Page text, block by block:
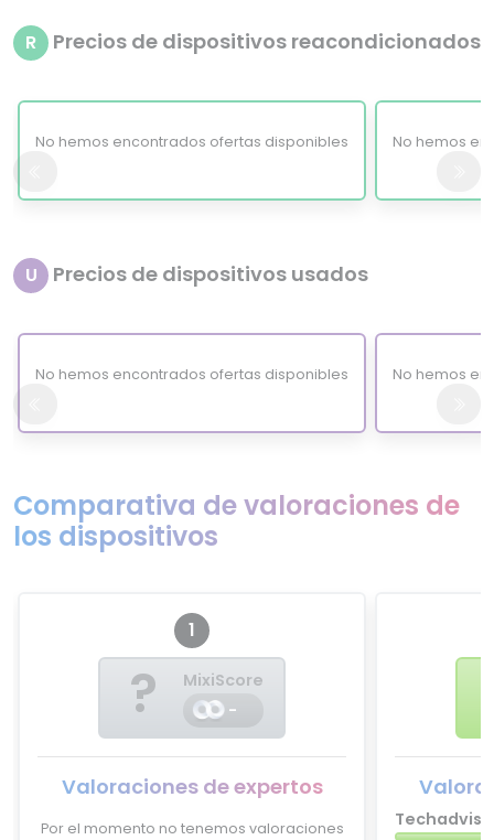
R Precios de dispositivos reacondicionados
No hemos encontrados ofertas disponibles No hemos
U Precios de dispositivos usados
No hemos encontrados ofertas disponibles No hemos
Comparativa de valoraciones de
los dispositivos
1
?
MixiScore
-
Valoraciones de expertos
Por el momento no tenemos valoraciones